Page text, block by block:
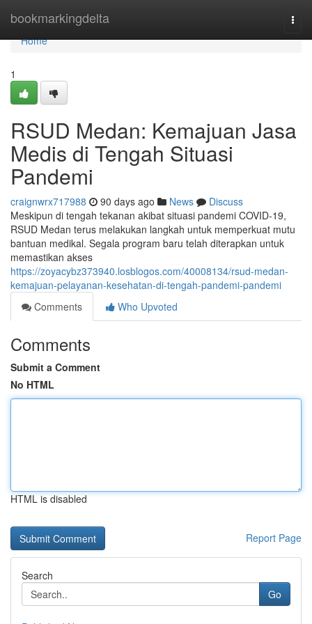
bookmarkingdelta
Home
Home
1
RSUD Medan: Kemajuan Jasa
Medis di Tengah Situasi
Pandemi
craignwrx717988 90 days ago News
Discuss
Meskipun di tengah tekanan akibat situasi pandemi COVID-19,
RSUD Medan terus melakukan langkah untuk memperkuat mutu
bantuan medikal. Segala program baru telah diterapkan untuk
memastikan akses
https://zoyacybz373940.losblogos.com/40008134/rsud-medan-
kemajuan-pelayanan-kesehatan-di-tengah-pandemi-pandemi
Comments
Who Upvoted
Comments
Submit a Comment
No HTML
HTML is disabled
Report Page
Search
Go